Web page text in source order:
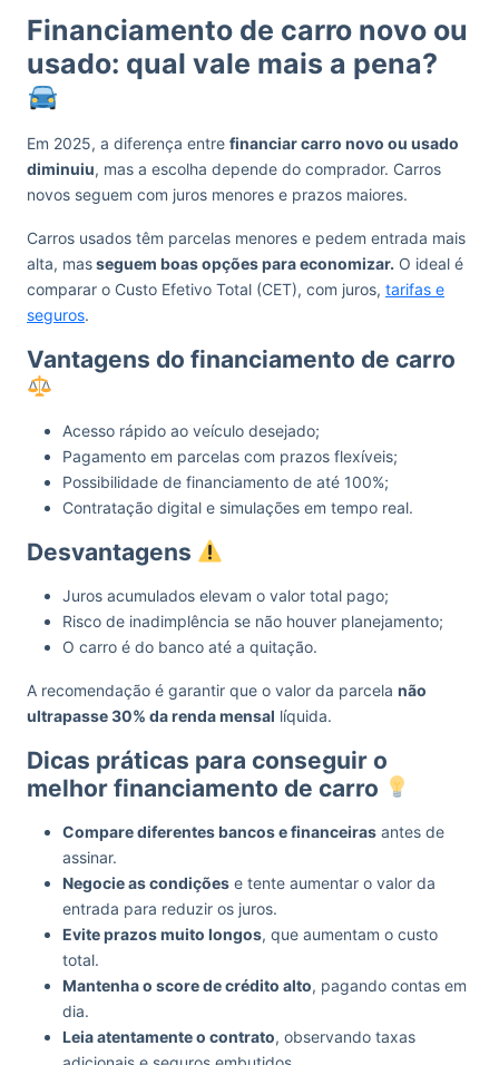
Financiamento de carro novo ou
usado: qual vale mais a pena?
Em 2025, a diferença entre financiar carro novo ou usado
diminuiu, mas a escolha depende do comprador. Carros
novos seguem com juros menores e prazos maiores.
Carros usados têm parcelas menores e pedem entrada mais
alta, masseguem boas opções para economizar. O ideal é
comparar o Custo Efetivo Total (CET), com juros, tarifas e
seguros.
Vantagens do financiamento de carro
Acesso rápido ao veículo desejado;
Pagamento em parcelas com prazos flexíveis;
Possibilidade de financiamento de até 100%;
Contratação digital e simulações em tempo real.
Desvantagens
Juros acumulados elevam o valor total pago;
Risco de inadimplência se não houver planejamento;
O carro é do banco até a quitação.
A recomendação é garantir que o valor da parcela não
ultrapasse 30% da renda mensal líquida.
Dicas práticas para conseguir o
melhor financiamento de carro
Compare diferentes bancos e financeiras antes de
assinar.
Negocie as condições e tente aumentar o valor da
entrada para reduzir os juros.
Evite prazos muito longos, que aumentam o custo
total.
Mantenha o score de crédito alto, pagando contas em
dia.
Leia atentamente o contrato, observando taxas